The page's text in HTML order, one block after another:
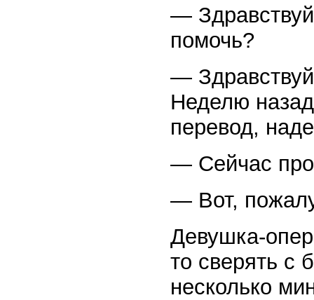
—
помочь?
—
Неделю
перевод,
— Сейчас
— Вот,
Девушка-
то сверять с
несколько